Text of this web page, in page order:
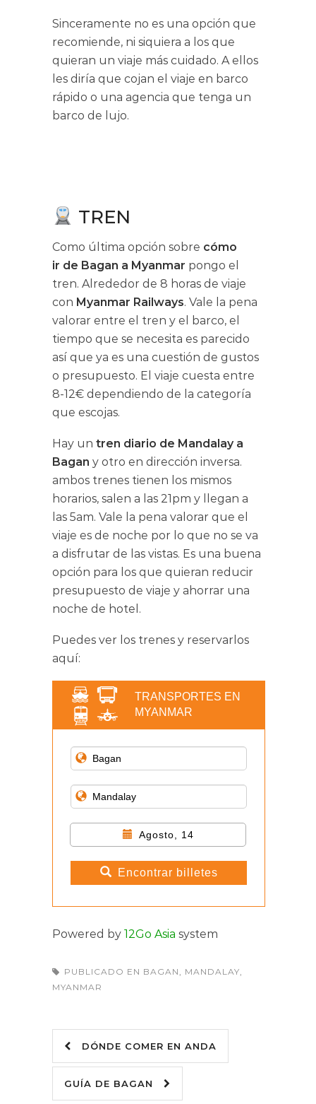
Sinceramente no es una opción que
recomiende, ni siquiera a los que
quieran un viaje más cuidado. A ellos
les diría que cojan el viaje en barco
rápido o una agencia que tenga un
barco de lujo.
TREN
Como última opción sobre cómo
ir de Bagan a Myanmar pongo el
tren. Alrededor de 8 horas de viaje
con Myanmar Railways. Vale la pena
valorar entre el tren y el barco, el
tiempo que se necesita es parecido
así que ya es una cuestión de gustos
o presupuesto. El viaje cuesta entre
8-12€ dependiendo de la categoría
que escojas.
Hay un tren diario de Mandalay a
Bagan y otro en dirección inversa.
ambos trenes tienen los mismos
horarios, salen a las 21pm y llegan a
las 5am. Vale la pena valorar que el
viaje es de noche por lo que no se va
a disfrutar de las vistas. Es una buena
opción para los que quieran reducir
presupuesto de viaje y ahorrar una
noche de hotel.
Puedes ver los trenes y reservarlos
aquí:
TRANSPORTES EN
MYANMAR
Agosto, 14
Encontrar billetes
Powered by 12Go Asia system
PUBLICADO EN BAGAN MANDALAY
MYANMAR
DÓNDE COMER EN ANDA
GUÍA DE BAGAN